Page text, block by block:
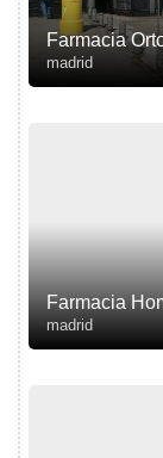
Farmacia
madrid
Farmacia
madrid